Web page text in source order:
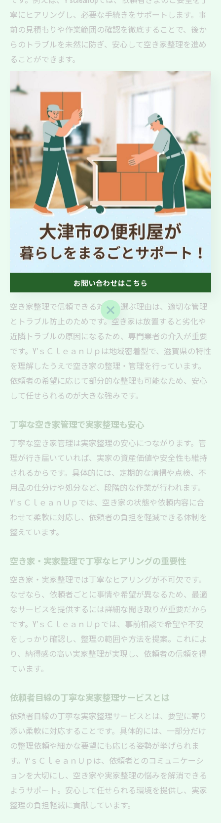
寧にヒアリングし、必要な手続きをサポートします。事
前の見積もりや作業範囲の確認を徹底することで、後か
らのトラブルを未然に防ぎ、安心して空き家整理を進め
ることができます。
空き家整理なら丁寧な対応に注目を
実家整理サービスの丁寧な対応が生む安心
実家整理サービスの丁寧な対応は、依頼者に安心感をも
たらします。なぜなら、家財や思い出の品の扱いには配
慮が必要であり、プロの手によるきめ細やかな作業が信
頼につながるからです。例えば、Y’ｓＣｌｅａｎＵｐで
は依頼者のご要望を細かくヒアリングし、空き家や実家
整理を一部分からでも柔軟に対応します。これにより、
心身の負担が軽減され、実家整理の不安を解消できる環
境が整います。
空き家整理で信頼できる対応を選ぶ理由
空き家整理で信頼できる対応を選ぶ理由は、適切な管理
とトラブル防止のためです。空き家は放置すると劣化や
近隣トラブルの原因になるため、専門業者の介入が重要
です。Y’ｓＣｌｅａｎＵｐは地域密着型で、滋賀県の特性
を理解したうえで空き家の整理・管理を行っています。
依頼者の希望に応じて部分的な整理も可能なため、安心
して任せられるのが大きな強みです。
丁寧な空き家管理で実家整理も安心
丁寧な空き家管理は実家整理の安心につながります。管
理が行き届いていれば、実家の資産価値や安全性も維持
されるからです。具体的には、定期的な清掃や点検、不
用品の仕分けや処分など、段階的な作業が行われます。
Y’ｓＣｌｅａｎＵｐでは、空き家の状態や依頼内容に合
わせて柔軟に対応し、依頼者の負担を軽減できる体制を
整えています。
空き家・実家整理で丁寧なヒアリングの重要性
空き家・実家整理では丁寧なヒアリングが不可欠です。
なぜなら、依頼者ごとに事情や希望が異なるため、最適
なサービスを提供するには詳細な聞き取りが重要だから
です。Y’ｓＣｌｅａｎＵｐでは、事前相談で希望や不安
をしっかり確認し、整理の範囲や方法を提案。これによ
り、納得感の高い実家整理が実現し、依頼者の信頼を得
ています。
依頼者目線の丁寧な実家整理サービスとは
依頼者目線の丁寧な実家整理サービスとは、要望に寄り
添い柔軟に対応することです。具体的には、一部分だけ
の整理依頼や細かな要望にも応じる姿勢が挙げられま
す。Y’ｓＣｌｅａｎＵｐは、依頼者とのコミュニケーシ
ョンを大切にし、空き家や実家整理の悩みを解消できる
ようサポート。安心して任せられる環境を提供し、実家
整理の負担軽減に貢献しています。
お問い合わせはこちら
お問い合わせはこちら